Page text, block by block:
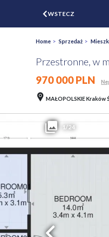
WSTECZ
Home > Sprzedaż >
Przestronne, w
970 000 PLN
MAŁOPOLSKIE Kraków
1/24